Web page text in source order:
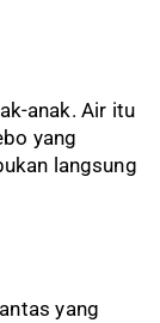
anak. Air itu
yang
langsung
yang